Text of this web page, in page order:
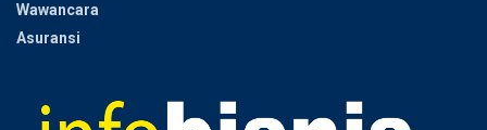
Wawancara
Asuransi